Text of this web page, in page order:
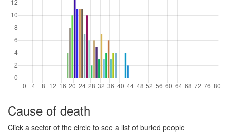
Jalkaväkirykmentti
11, 6. komppania
(Continuation War)
Jääkäripataljoona 4,
Kranaatinheitinjoukkue
Jääkäripataljoona 4,
Konekiväärikomppania
Cause of death
Click a sector of the circle to see a list of buried people